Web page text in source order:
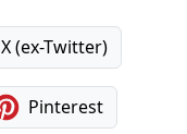
X (ex-Twitter)
Pinterest